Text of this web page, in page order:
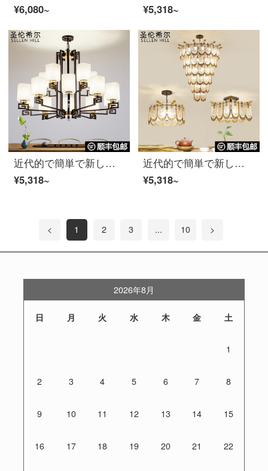
¥6,080~
¥5,318~
近代的で簡単で新しい中国式のつり下げ灯の客間のつり下げ灯のアイデアの個性の寝室の照明器具の家庭用の大気のガラスの本の部屋の中国風の禅の意味は古代の復古のLED見本の部屋のレストランをまねて照明器具の6頭をつるします-3色はつやが変わります
¥5,318~
近代的で簡単で新しい中国式のシャンデリアの客間のシャンデリアの大気中国風の別荘のホテルの工事会所の中国風の家庭用レストランLED寝室の書斎は軽奢な水晶のガラスが照明の円形の小さいサイズをつるします-三色は光に変わります
¥5,318~
< 1 2 3 ... 10 >
2026年8月
日 月 火 水 木 金 土
1
2 3 4 5 6 7 8
9 10 11 12 13 14 15
16 17 18 19 20 21 22